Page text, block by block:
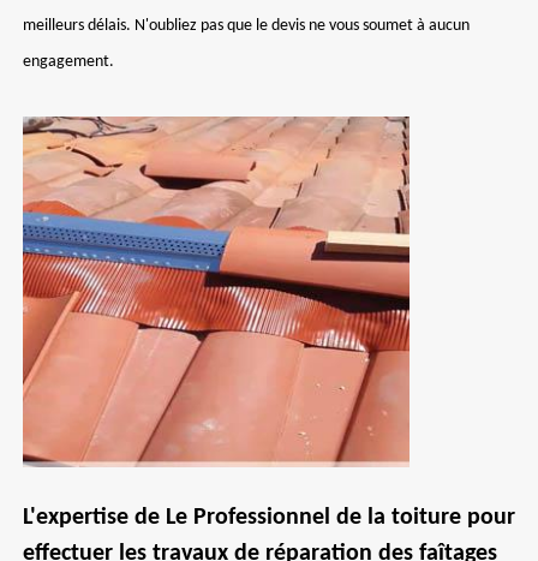
meilleurs délais. N'oubliez pas que le devis ne vous soumet à aucun
engagement.
L'expertise de Le Professionnel de la toiture pour
effectuer les travaux de réparation des faîtages